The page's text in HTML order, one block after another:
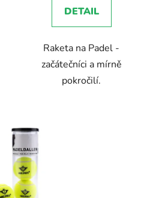
DETAIL
Raketa na Padel -
začátečníci a mírně
pokročilí.